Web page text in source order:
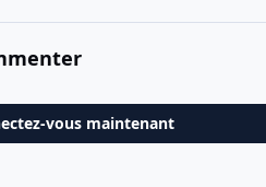
vous maintenant